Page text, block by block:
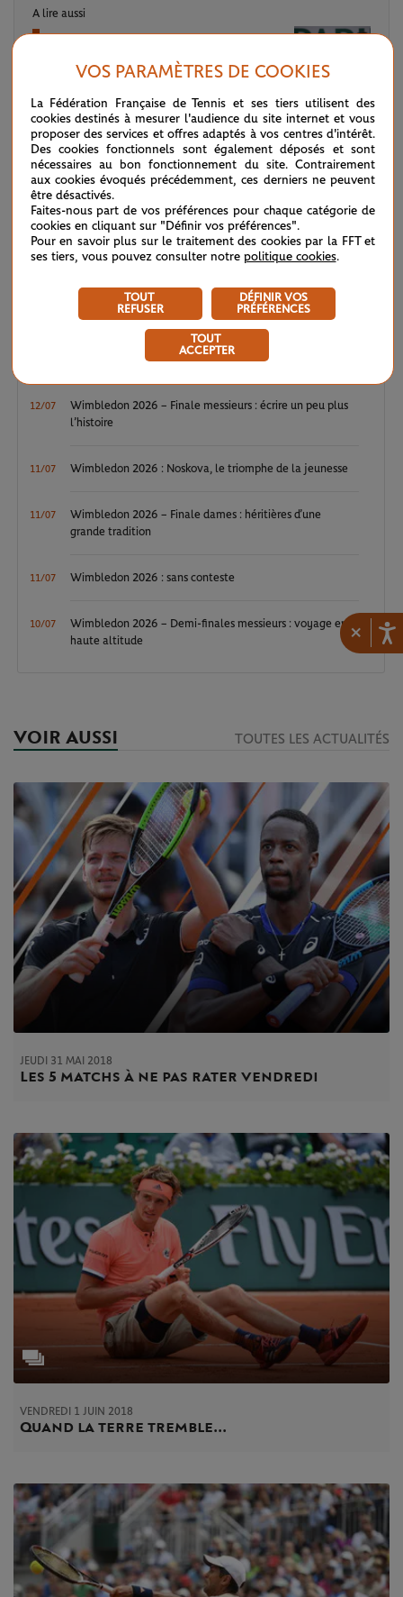
×
A lire aussi
LE FIL D'ACTUS
04/08 WTA / ATP : une avalanche de premières
ATP / WTA : se souvenir des belles choses
Wimbledon 2026 : Sinner, royale confirmation
12/07
Wimbledon 2026 – Finale messieurs : écrire un peu plus
l’histoire
11/07 Wimbledon 2026 : Noskova, le triomphe de la jeunesse
11/07
Wimbledon 2026 – Finale dames : héritières d’une
grande tradition
11/07 Wimbledon 2026 : sans conteste
10/07
Wimbledon 2026 – Demi-finales messieurs : voyage en
haute altitude
VOIR AUSSI TOUTES LES ACTUALITÉS
JEUDI 31 MAI 2018
Les 5 matchs à ne pas rater vendredi
VENDREDI 1 JUIN 2018
Quand la terre tremble...
VOS PARAMÈTRES DE COOKIES
La Fédération Française de Tennis et ses tiers utilisent des
cookies destinés à mesurer l'audience du site internet et vous
proposer des services et offres adaptés à vos centres d'intérêt.
Des cookies fonctionnels sont également déposés et sont
nécessaires au bon fonctionnement du site. Contrairement
aux cookies évoqués précédemment, ces derniers ne peuvent
être désactivés.
Faites-nous part de vos préférences pour chaque catégorie de
cookies en cliquant sur "Définir vos préférences".
Pour en savoir plus sur le traitement des cookies par la FFT et
ses tiers, vous pouvez consulter notre politique cookies.
TOUT
REFUSER
DÉFINIR VOS
PRÉFÉRENCES
TOUT
ACCEPTER